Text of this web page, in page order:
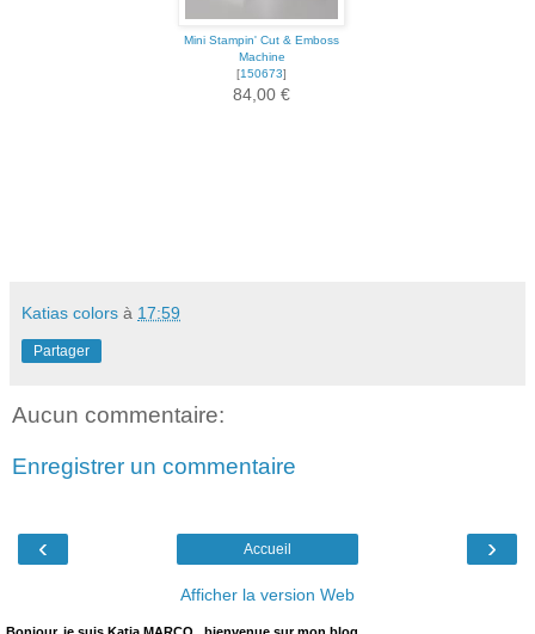
Mini Stampin' Cut & Emboss
Machine
[150673]
84,00 €
Katias colors à 17:59
Partager
Aucun commentaire:
Enregistrer un commentaire
‹ ›
Accueil
Afficher la version Web